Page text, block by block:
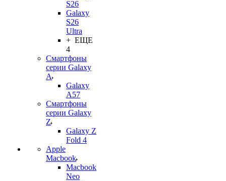
S26
Galaxy
S26
Ultra
+ ЕЩЕ
4
Смартфоны
серии Galaxy
A
Galaxy
A57
Смартфоны
серии Galaxy
Z
Galaxy Z
Fold 4
Apple
Macbook
Macbook
Neo